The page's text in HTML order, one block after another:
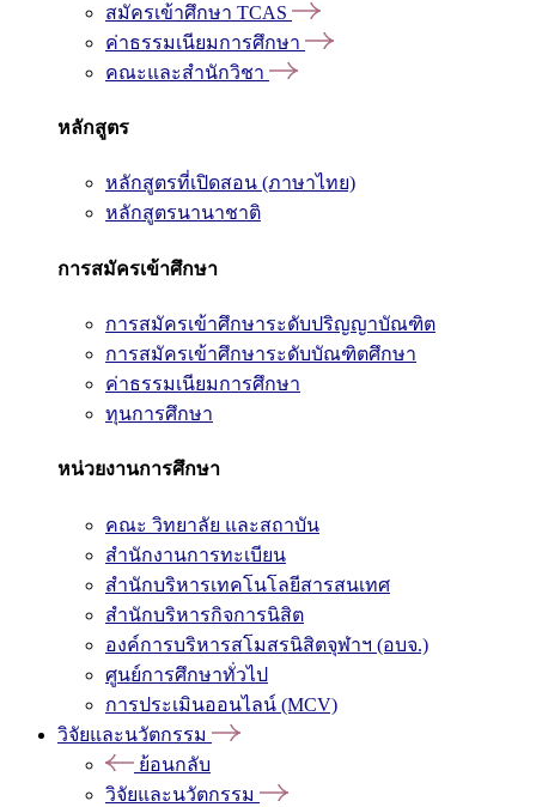
สมัครเข้าศึกษา TCAS
ค่าธรรมเนียมการศึกษา
คณะและสำนักวิชา
หลักสูตร
หลักสูตรที่เปิดสอน (ภาษาไทย)
หลักสูตรนานาชาติ
การสมัครเข้าศึกษา
การสมัครเข้าศึกษาระดับปริญญาบัณฑิต
การสมัครเข้าศึกษาระดับบัณฑิตศึกษา
ค่าธรรมเนียมการศึกษา
ทุนการศึกษา
หน่วยงานการศึกษา
คณะ วิทยาลัย และสถาบัน
สำนักงานการทะเบียน
สำนักบริหารเทคโนโลยีสารสนเทศ
สำนักบริหารกิจการนิสิต
องค์การบริหารสโมสรนิสิตจุฬาฯ (อบจ.)
ศูนย์การศึกษาทั่วไป
การประเมินออนไลน์ (MCV)
วิจัยและนวัตกรรม
ย้อนกลับ
วิจัยและนวัตกรรม